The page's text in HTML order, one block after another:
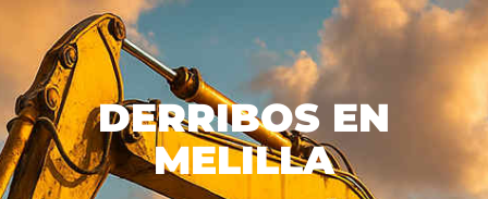
DERRIBOS EN
MELILLA